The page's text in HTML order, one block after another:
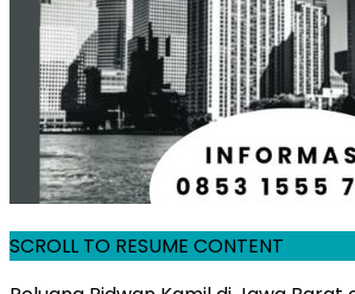
SCROLL TO RESUME CONTENT